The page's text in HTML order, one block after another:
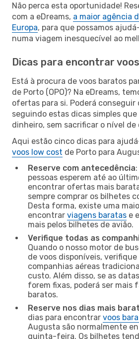
Não perca esta oportunidade!
com a eDreams, a maior agência
Europa, para que possamos
numa viagem inesquecível ao
Dicas para encontrar
Está à procura de voos baratos
de Porto (OPO)? Na eDreams,
ofertas para si. Poderá conseguir
seguindo estas dicas simples
dinheiro, sem sacrificar o nível
Aqui estão cinco dicas para
voos low cost de Porto para
Reserve com antecedência
pessoas esperem até ao
encontrar ofertas mais
sempre comprar os bilhetes
Desta forma, existe uma
encontrar viagens baratas e
mais pelos bilhetes de avião.
Verifique todas as
Quando o nosso motor de
de voos disponíveis,
companhias aéreas
custo. Além disso, se as
forem fixas, poderá ser mais
baratos.
Reserve nos dias mais
dias para encontrar voos
Augusta são normalmente
quinta-feira. Os bilhetes